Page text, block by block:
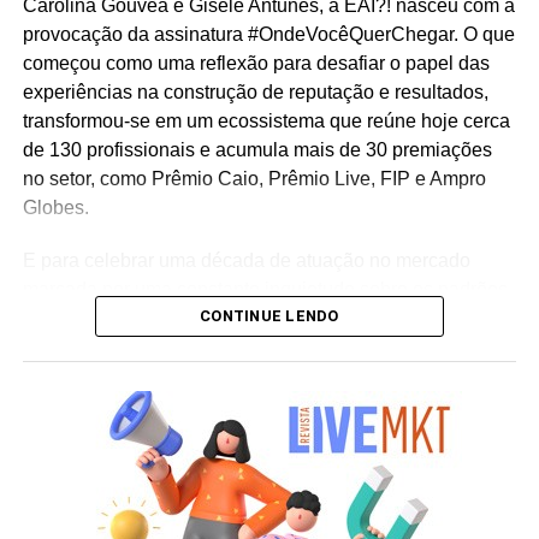
Carolina Gouvêa e Gisele Antunes, a EAÍ?! nasceu com a
provocação da assinatura #OndeVocêQuerChegar. O que
começou como uma reflexão para desafiar o papel das
experiências na construção de reputação e resultados,
transformou-se em um ecossistema que reúne hoje cerca
de 130 profissionais e acumula mais de 30 premiações
no setor, como Prêmio Caio, Prêmio Live, FIP e Ampro
Globes.
do live marketing e da comunicação corporativa, a
iniciativa reflete a premissa de que cada projeto, mesmo
após uma década de consolidação no mercado,
permanece sendo uma oportunidade única para
desenhar o futuro e criar conexões memoráveis entre
marcas e pessoas.
CONTINUE LENDO